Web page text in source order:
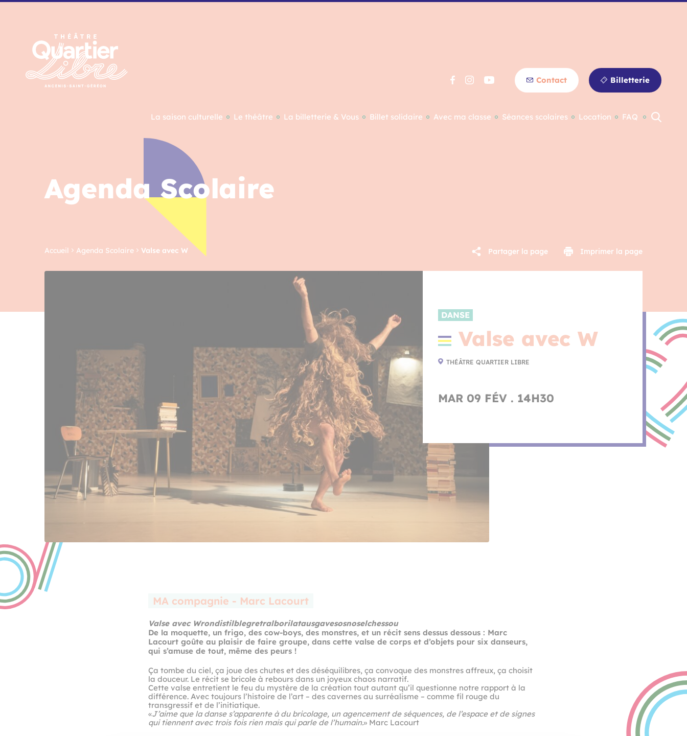
Contact Billetterie
La saison culturelle Le théâtre La billetterie & Vous Billet solidaire Avec ma classe Séances scolaires Location FAQ
Agenda Scolaire
Accueil Agenda Scolaire Valse avec W Partager la page Imprimer la page
DANSE
Valse avec W
THÉÂTRE QUARTIER LIBRE
MAR 09 FÉV . 14H30
MA compagnie - Marc Lacourt
Valse avec Wrondistilblegretralborilatausgavesosnoselchessou
De la moquette, un frigo, des cow-boys, des monstres, et un récit sens dessus dessous : Marc
Lacourt goûte au plaisir de faire groupe, dans cette valse de corps et d’objets pour six danseurs,
qui s’amuse de tout, même des peurs !
Ça tombe du ciel, ça joue des chutes et des déséquilibres, ça convoque des monstres affreux, ça choisit
la douceur. Le récit se bricole à rebours dans un joyeux chaos narratif.
Cette valse entretient le feu du mystère de la création tout autant qu’il questionne notre rapport à la
différence. Avec toujours l’histoire de l’art – des cavernes au surréalisme – comme fil rouge du
transgressif et de l’initiatique.
«J’aime que la danse s’apparente à du bricolage, un agencement de séquences, de l’espace et de signes
qui tiennent avec trois fois rien mais qui parle de l’humain.» Marc Lacourt
Panneau de gestion des cookies